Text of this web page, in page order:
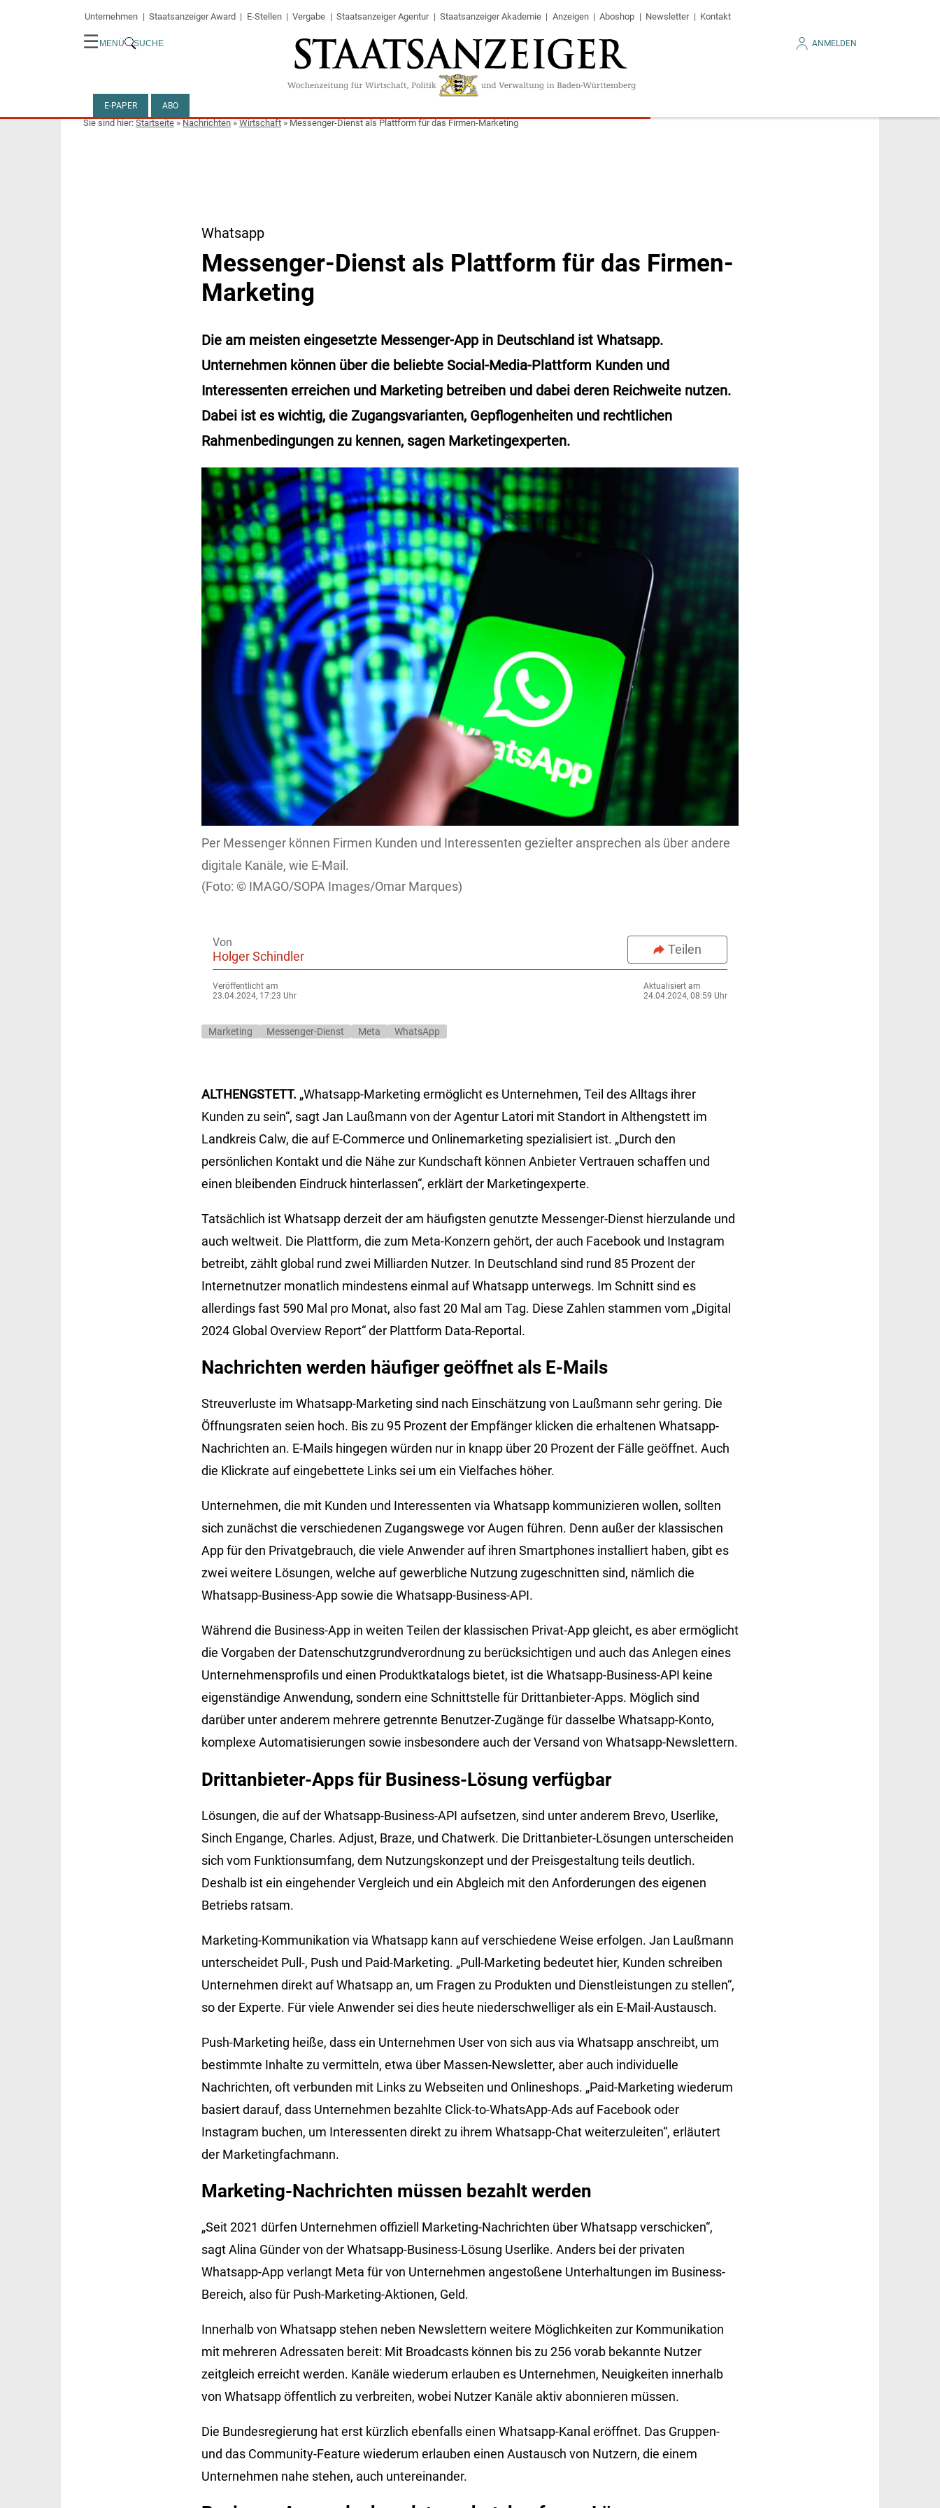
Unternehmen Staatsanzeiger Award E-Stellen Vergabe Staatsanzeiger Agentur Staatsanzeiger Akademie Anzeigen Aboshop Newsletter Kontakt
☰ MENÜ SUCHE ANMELDEN
E-PAPER ABO
Startseite»Nachrichten»Wirtschaft»Messenger-Dienst als Plattform für das Firmen-Marketing
Whatsapp
Messenger-Dienst als Plattform für das Firmen-
Marketing
Die am meisten eingesetzte Messenger-App in Deutschland ist Whatsapp.
Unternehmen können über die beliebte Social-Media-Plattform Kunden und
Interessenten erreichen und Marketing betreiben und dabei deren Reichweite nutzen.
Dabei ist es wichtig, die Zugangsvarianten, Gepflogenheiten und rechtlichen
Rahmenbedingungen zu kennen, sagen Marketingexperten.
Per Messenger können Firmen Kunden und Interessenten gezielter ansprechen als über andere
digitale Kanäle, wie E-Mail.
IMAGO/SOPA Images/Omar Marques)
Von
Holger Schindler Teilen
Veröffentlicht am
23.04.2024, 17:23 Uhr
Aktualisiert am
24.04.2024, 08:59 Uhr
Marketing Messenger-Dienst Meta WhatsApp
ALTHENGSTETT. „Whatsapp-Marketing ermöglicht es Unternehmen, Teil des Alltags ihrer
Kunden zu sein“, sagt Jan Laußmann von der Agentur Latori mit Standort in Althengstett im
Landkreis Calw, die auf E-Commerce und Onlinemarketing spezialisiert ist. „Durch den
persönlichen Kontakt und die Nähe zur Kundschaft können Anbieter Vertrauen schaffen und
einen bleibenden Eindruck hinterlassen“, erklärt der Marketingexperte.
Tatsächlich ist Whatsapp derzeit der am häufigsten genutzte Messenger-Dienst hierzulande und
auch weltweit. Die Plattform, die zum Meta-Konzern gehört, der auch Facebook und Instagram
betreibt, zählt global rund zwei Milliarden Nutzer. In Deutschland sind rund 85 Prozent der
Internetnutzer monatlich mindestens einmal auf Whatsapp unterwegs. Im Schnitt sind es
allerdings fast 590 Mal pro Monat, also fast 20 Mal am Tag. Diese Zahlen stammen vom „Digital
2024 Global Overview Report“ der Plattform Data-Reportal.
Nachrichten werden häufiger geöffnet als E-Mails
Streuverluste im Whatsapp-Marketing sind nach Einschätzung von Laußmann sehr gering. Die
Öffnungsraten seien hoch. Bis zu 95 Prozent der Empfänger klicken die erhaltenen Whatsapp-
Nachrichten an. E-Mails hingegen würden nur in knapp über 20 Prozent der Fälle geöffnet. Auch
die Klickrate auf eingebettete Links sei um ein Vielfaches höher.
Unternehmen, die mit Kunden und Interessenten via Whatsapp kommunizieren wollen, sollten
sich zunächst die verschiedenen Zugangswege vor Augen führen. Denn außer der klassischen
App für den Privatgebrauch, die viele Anwender auf ihren Smartphones installiert haben, gibt es
zwei weitere Lösungen, welche auf gewerbliche Nutzung zugeschnitten sind, nämlich die
Whatsapp-Business-App sowie die Whatsapp-Business-API.
Während die Business-App in weiten Teilen der klassischen Privat-App gleicht, es aber ermöglicht
die Vorgaben der Datenschutzgrundverordnung zu berücksichtigen und auch das Anlegen eines
Unternehmensprofils und einen Produktkatalogs bietet, ist die Whatsapp-Business-API keine
eigenständige Anwendung, sondern eine Schnittstelle für Drittanbieter-Apps. Möglich sind
darüber unter anderem mehrere getrennte Benutzer-Zugänge für dasselbe Whatsapp-Konto,
komplexe Automatisierungen sowie insbesondere auch der Versand von Whatsapp-Newslettern.
Drittanbieter-Apps für Business-Lösung verfügbar
Lösungen, die auf der Whatsapp-Business-API aufsetzen, sind unter anderem Brevo, Userlike,
Sinch Engange, Charles. Adjust, Braze, und Chatwerk. Die Drittanbieter-Lösungen unterscheiden
sich vom Funktionsumfang, dem Nutzungskonzept und der Preisgestaltung teils deutlich.
Deshalb ist ein eingehender Vergleich und ein Abgleich mit den Anforderungen des eigenen
Betriebs ratsam.
Marketing-Kommunikation via Whatsapp kann auf verschiedene Weise erfolgen. Jan Laußmann
unterscheidet Pull-, Push und Paid-Marketing. „Pull-Marketing bedeutet hier, Kunden schreiben
Unternehmen direkt auf Whatsapp an, um Fragen zu Produkten und Dienstleistungen zu stellen“,
so der Experte. Für viele Anwender sei dies heute niederschwelliger als ein E-Mail-Austausch.
Push-Marketing heiße, dass ein Unternehmen User von sich aus via Whatsapp anschreibt, um
bestimmte Inhalte zu vermitteln, etwa über Massen-Newsletter, aber auch individuelle
Nachrichten, oft verbunden mit Links zu Webseiten und Onlineshops. „Paid-Marketing wiederum
basiert darauf, dass Unternehmen bezahlte Click-to-WhatsApp-Ads auf Facebook oder
Instagram buchen, um Interessenten direkt zu ihrem Whatsapp-Chat weiterzuleiten“, erläutert
der Marketingfachmann.
Marketing-Nachrichten müssen bezahlt werden
„Seit 2021 dürfen Unternehmen offiziell Marketing-Nachrichten über Whatsapp verschicken“,
sagt Alina Günder von der Whatsapp-Business-Lösung Userlike. Anders bei der privaten
Whatsapp-App verlangt Meta für von Unternehmen angestoßene Unterhaltungen im Business-
Bereich, also für Push-Marketing-Aktionen, Geld.
Innerhalb von Whatsapp stehen neben Newslettern weitere Möglichkeiten zur Kommunikation
mit mehreren Adressaten bereit: Mit Broadcasts können bis zu 256 vorab bekannte Nutzer
zeitgleich erreicht werden. Kanäle wiederum erlauben es Unternehmen, Neuigkeiten innerhalb
von Whatsapp öffentlich zu verbreiten, wobei Nutzer Kanäle aktiv abonnieren müssen.
Die Bundesregierung hat erst kürzlich ebenfalls einen Whatsapp-Kanal eröffnet. Das Gruppen-
und das Community-Feature wiederum erlauben einen Austausch von Nutzern, die einem
Unternehmen nahe stehen, auch untereinander.